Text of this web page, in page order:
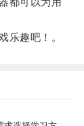
趣吧！。